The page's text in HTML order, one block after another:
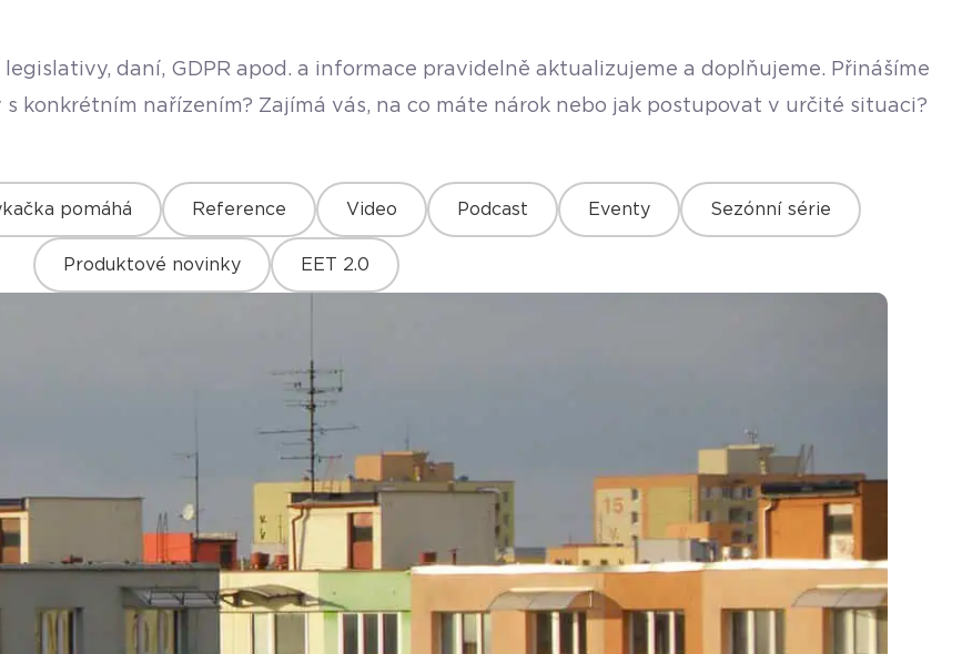
daní, GDPR apod. a informace pravidelně aktualizujeme a doplňujeme. Přinášíme
konkrétním nařízením? Zajímá vás, na co máte nárok nebo jak postupovat v určité situaci?
pomáhá Reference Video Podcast Eventy Sezónní série
Produktové novinky EET 2.0